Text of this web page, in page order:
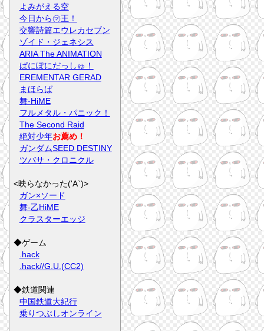
よみがえる空
今日から㋮王！
交響詩篇エウレカセブン
ゾイド・ジェネシス
ARIA The ANIMATION
ぱにぽにだっしゅ！
EREMENTAR GERAD
まほらば
舞-HiME
フルメタル・パニック！
The Second Raid
絶対少年お薦め！
ガンダムSEED DESTINY
ツバサ・クロニクル
<映らなかった('A`)>
ガン×ソード
舞-乙HiME
クラスターエッジ
◆ゲーム
.hack
.hack//G.U.(CC2)
◆鉄道関連
中国鉄道大紀行
乗りつぶしオンライン